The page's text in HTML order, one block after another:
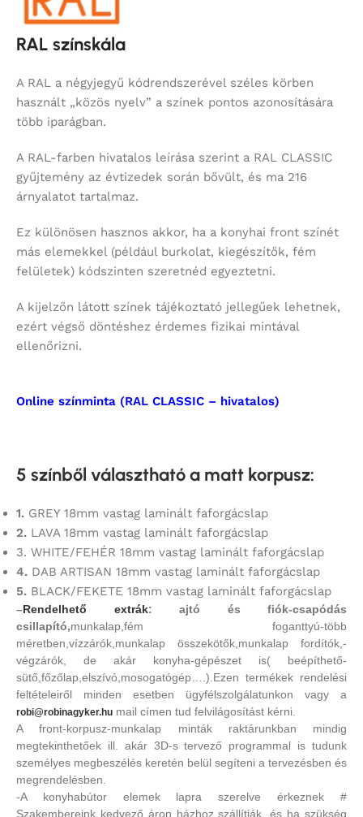
RAL színskála
A RAL a négyjegyű kódrendszerével széles körben
használt „közös nyelv” a színek pontos azonosítására
több iparágban.
A RAL-farben hivatalos leírása szerint a RAL CLASSIC
gyűjtemény az évtizedek során bővült, és ma 216
árnyalatot tartalmaz.
Ez különösen hasznos akkor, ha a konyhai front színét
más elemekkel (például burkolat, kiegészítők, fém
felületek) kódszinten szeretnéd egyeztetni.
A kijelzőn látott színek tájékoztató jellegűek lehetnek,
ezért végső döntéshez érdemes fizikai mintával
ellenőrizni.
Online színminta (RAL CLASSIC – hivatalos)
5 színből választható a matt korpusz:
1. GREY 18mm vastag laminált faforgácslap
2. LAVA 18mm vastag laminált faforgácslap
3. WHITE/FEHÉR 18mm vastag laminált faforgácslap
4. DAB ARTISAN 18mm vastag laminált faforgácslap
5. BLACK/FEKETE 18mm vastag laminált faforgácslap
–Rendelhető extrák: ajtó és fiók-csapódás
csillapító,munkalap,fém foganttyú-több
méretben,vízzárók,munkalap összekötők,munkalap fordítók,-
végzárók, de akár konyha-gépészet is( beépíthető-
sütő,főzőlap,elszívó,mosogatógép….).Ezen termékek rendelési
feltételeiről minden esetben ügyfélszolgálatunkon vagy a
robi@robinagyker.hu mail címen tud felvilágosítást kérni.
A front-korpusz-munkalap minták raktárunkban mindig
megtekinthetőek ill. akár 3D-s tervező programmal is tudunk
személyes megbeszélés keretén belül segíteni a tervezésben és
megrendelésben.
-A konyhabútor elemek lapra szerelve érkeznek #
Szakembereink kedvező áron házhoz szállítják, és ha szükség